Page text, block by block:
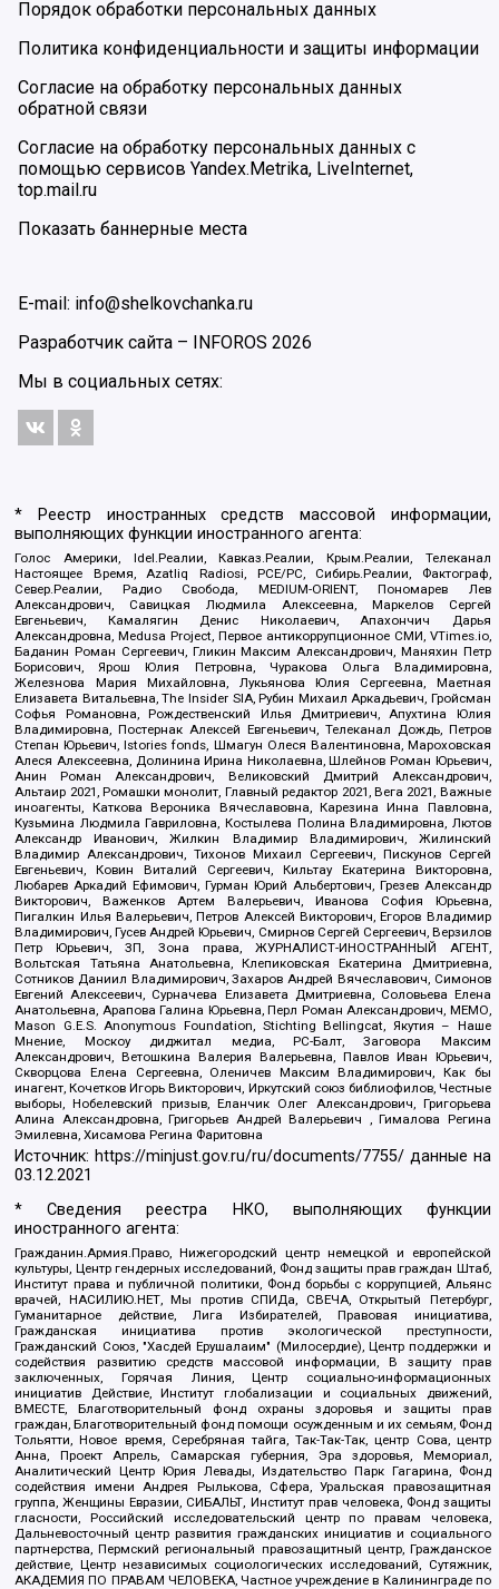
Порядок обработки персональных данных
Политика конфиденциальности и защиты информации
Согласие на обработку персональных данных
обратной связи
Согласие на обработку персональных данных с
помощью сервисов Yandex.Metrika, LiveInternet,
top.mail.ru
Показать баннерные места
E-mail: info@shelkovchanka.ru
Разработчик сайта –
INFOROS 2026
Мы в социальных сетях:
* Реестр иностранных средств массовой информации,
выполняющих функции иностранного агента:
Голос Америки, Idel.Реалии, Кавказ.Реалии, Крым.Реалии, Телеканал
Настоящее Время, Azatliq Radiosi, PCE/PC, Сибирь.Реалии, Фактограф,
Север.Реалии, Радио Свобода, MEDIUM-ORIENT, Пономарев Лев
Александрович, Савицкая Людмила Алексеевна, Маркелов Сергей
Евгеньевич, Камалягин Денис Николаевич, Апахончич Дарья
Александровна, Medusa Project, Первое антикоррупционное СМИ, VTimes.io,
Баданин Роман Сергеевич, Гликин Максим Александрович, Маняхин Петр
Борисович, Ярош Юлия Петровна, Чуракова Ольга Владимировна,
Железнова Мария Михайловна, Лукьянова Юлия Сергеевна, Маетная
Елизавета Витальевна, The Insider SIA, Рубин Михаил Аркадьевич, Гройсман
Софья Романовна, Рождественский Илья Дмитриевич, Апухтина Юлия
Владимировна, Постернак Алексей Евгеньевич, Телеканал Дождь, Петров
Степан Юрьевич, Istories fonds, Шмагун Олеся Валентиновна, Мароховская
Алеся Алексеевна, Долинина Ирина Николаевна, Шлейнов Роман Юрьевич,
Анин Роман Александрович, Великовский Дмитрий Александрович,
Альтаир 2021, Ромашки монолит, Главный редактор 2021, Вега 2021, Важные
иноагенты, Каткова Вероника Вячеславовна, Карезина Инна Павловна,
Кузьмина Людмила Гавриловна, Костылева Полина Владимировна, Лютов
Александр Иванович, Жилкин Владимир Владимирович, Жилинский
Владимир Александрович, Тихонов Михаил Сергеевич, Пискунов Сергей
Евгеньевич, Ковин Виталий Сергеевич, Кильтау Екатерина Викторовна,
Любарев Аркадий Ефимович, Гурман Юрий Альбертович, Грезев Александр
Викторович, Важенков Артем Валерьевич, Иванова София Юрьевна,
Пигалкин Илья Валерьевич, Петров Алексей Викторович, Егоров Владимир
Владимирович, Гусев Андрей Юрьевич, Смирнов Сергей Сергеевич, Верзилов
Петр Юрьевич, ЗП, Зона права, ЖУРНАЛИСТ-ИНОСТРАННЫЙ АГЕНТ,
Вольтская Татьяна Анатольевна, Клепиковская Екатерина Дмитриевна,
Сотников Даниил Владимирович, Захаров Андрей Вячеславович, Симонов
Евгений Алексеевич, Сурначева Елизавета Дмитриевна, Соловьева Елена
Анатольевна, Арапова Галина Юрьевна, Перл Роман Александрович, МЕМО,
Mason G.E.S. Anonymous Foundation, Stichting Bellingcat, Якутия – Наше
Мнение, Москоу диджитал медиа, РС-Балт, Заговора Максим
Александрович, Ветошкина Валерия Валерьевна, Павлов Иван Юрьевич,
Скворцова Елена Сергеевна, Оленичев Максим Владимирович, Как бы
инагент, Кочетков Игорь Викторович, Иркутский союз библиофилов, Честные
выборы, Нобелевский призыв, Еланчик Олег Александрович, Григорьева
Алина Александровна, Григорьев Андрей Валерьевич , Гималова Регина
Эмилевна, Хисамова Регина Фаритовна
Источник: https://minjust.gov.ru/ru/documents/7755/ данные на
03.12.2021
* Сведения реестра НКО, выполняющих функции
иностранного агента:
Гражданин.Армия.Право, Нижегородский центр немецкой и европейской
культуры, Центр гендерных исследований, Фонд защиты прав граждан Штаб,
Институт права и публичной политики, Фонд борьбы с коррупцией, Альянс
врачей, НАСИЛИЮ.НЕТ, Мы против СПИДа, СВЕЧА, Открытый Петербург,
Гуманитарное действие, Лига Избирателей, Правовая инициатива,
Гражданская инициатива против экологической преступности,
Гражданский Союз, "Хасдей Ерушалаим" (Милосердие), Центр поддержки и
содействия развитию средств массовой информации, В защиту прав
заключенных, Горячая Линия, Центр социально-информационных
инициатив Действие, Институт глобализации и социальных движений,
ВМЕСТЕ, Благотворительный фонд охраны здоровья и защиты прав
граждан, Благотворительный фонд помощи осужденным и их семьям, Фонд
Тольятти, Новое время, Серебряная тайга, Так-Так-Так, центр Сова, центр
Анна, Проект Апрель, Самарская губерния, Эра здоровья, Мемориал,
Аналитический Центр Юрия Левады, Издательство Парк Гагарина, Фонд
содействия имени Андрея Рылькова, Сфера, Уральская правозащитная
группа, Женщины Евразии, СИБАЛЬТ, Институт прав человека, Фонд защиты
гласности, Российский исследовательский центр по правам человека,
Дальневосточный центр развития гражданских инициатив и социального
партнерства, Пермский региональный правозащитный центр, Гражданское
действие, Центр независимых социологических исследований, Сутяжник,
АКАДЕМИЯ ПО ПРАВАМ ЧЕЛОВЕКА, Частное учреждение в Калининграде по